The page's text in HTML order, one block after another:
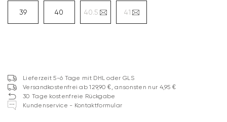
39 40 40.5 41
Lieferzeit 5-6 Tage mit DHL oder GLS
Versandkostenfrei ab 129,90 €, ansonsten nur 4,95 €
30 Tage kostenfreie Rückgabe
Kundenservice - Kontaktformular